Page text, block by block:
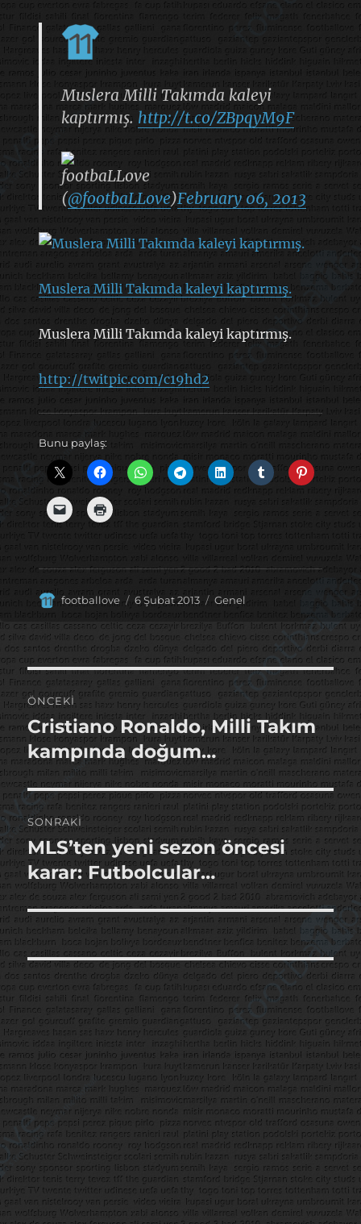
Muslera Milli Takımda kaleyi
kaptırmış. http://t.co/ZBpqyM9F
footbaLLove
(@footbaLLove)February 06, 2013
Muslera Milli Takımda kaleyi kaptırmış.
Muslera Milli Takımda kaleyi kaptırmış.
http://twitpic.com/c19hd2
Bunu paylaş:
Yazar
footballove
Yayın
6 Şubat 2013 Kategoriler
Genel
Yazı
gezinmesi
ÖNCEKI
Önceki
yazı:
Cristiano Ronaldo, Milli Takım
kampında doğum…
SONRAKI
Sonraki
yazı:
MLS’ten yeni sezon öncesi
karar: Futbolcular…